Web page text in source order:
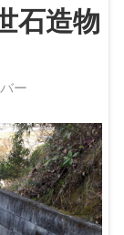
石造物
ー